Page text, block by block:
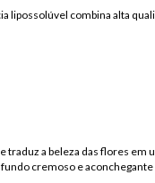
lipossolúvel combina alta
a beleza das flores
cremoso e